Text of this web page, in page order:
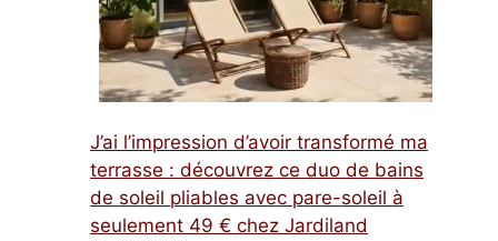
J’ai l’impression d’avoir transformé ma
terrasse : découvrez ce duo de bains
de soleil pliables avec pare-soleil à
seulement 49 € chez Jardiland